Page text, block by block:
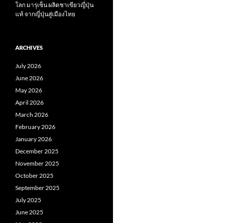
โลก มารุเซ็น ผลิตชาเขียวญี่ปุ่น
แท้ จากญี่ปุ่นสู่เมืองไทย
ARCHIVES
July 2026
June 2026
May 2026
April 2026
March 2026
February 2026
January 2026
December 2025
November 2025
October 2025
September 2025
July 2025
June 2025